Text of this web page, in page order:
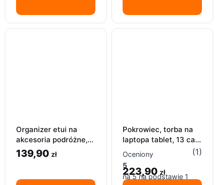
Organizer etui na
akcesoria podróżne,
Apple MacBook
iPhone torba zasilacz
139,90 zł
Pokrowiec, torba na
laptopa tablet, 13 cala
Apple MacBook air
pro
Oceniony
5
na 5 na podstawie 1
(1)
223,90 zł